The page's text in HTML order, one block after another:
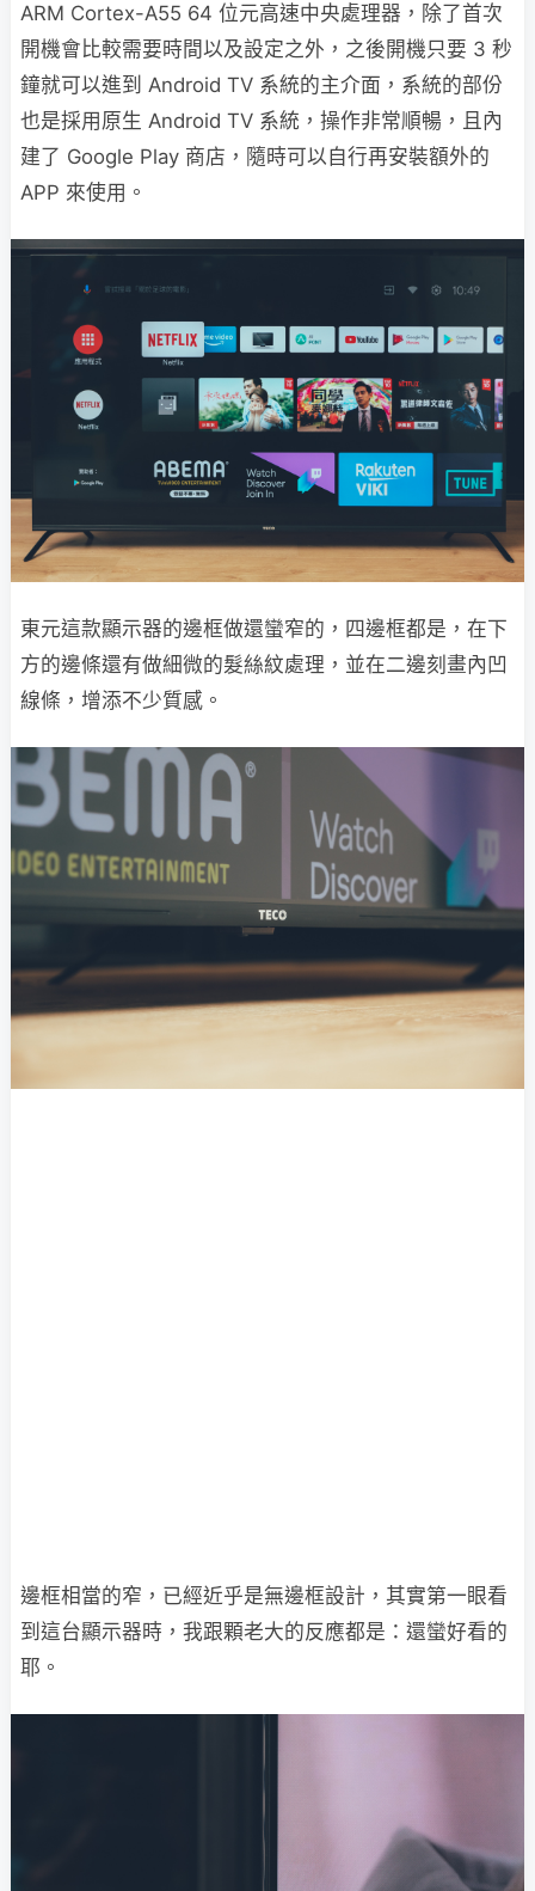
ARM Cortex-A55 64 位元高速中央處理器，除了首次
開機會比較需要時間以及設定之外，之後開機只要 3 秒
鐘就可以進到 Android TV 系統的主介面，系統的部份
也是採用原生 Android TV 系統，操作非常順暢，且內
建了 Google Play 商店，隨時可以自行再安裝額外的
APP 來使用。
東元這款顯示器的邊框做還蠻窄的，四邊框都是，在下
方的邊條還有做細微的髮絲紋處理，並在二邊刻畫內凹
線條，增添不少質感。
邊框相當的窄，已經近乎是無邊框設計，其實第一眼看
到這台顯示器時，我跟顆老大的反應都是：還蠻好看的
耶。